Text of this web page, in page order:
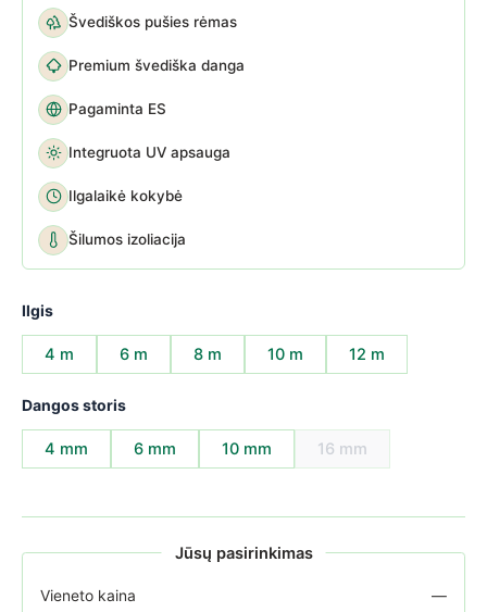
Švediškos pušies rėmas
Premium švediška danga
Pagaminta ES
Integruota UV apsauga
Ilgalaikė kokybė
Šilumos izoliacija
Ilgis
4 m 6 m 8 m 10 m 12 m
Dangos storis
4 mm 6 mm 10 mm 16 mm
Jūsų pasirinkimas
Vieneto kaina —